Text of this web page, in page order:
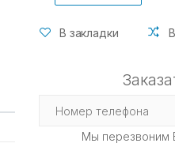
В закладки
Мы перезвоним